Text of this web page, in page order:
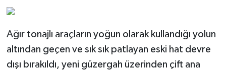
Ağır tonajlı araçların yoğun olarak kullandığı yolun
altından geçen ve sık sık patlayan eski hat devre
dışı bırakıldı, yeni güzergah üzerinden çift ana